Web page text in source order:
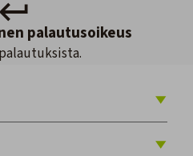
palautusoikeus